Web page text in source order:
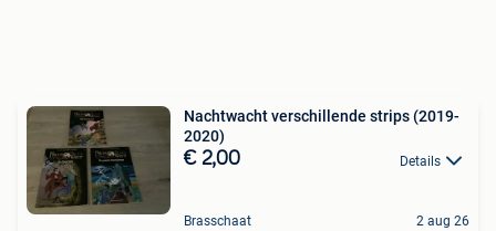
Nachtwacht verschillende strips (2019-
2020)
€ 2,00 Details
Brasschaat 2 aug 26